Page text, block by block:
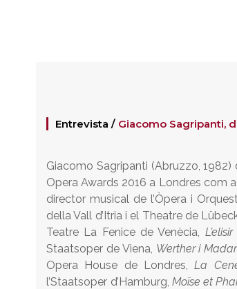
Entrevista / Giacomo Sagripanti,
Giacomo Sagripanti (Abruzzo,
Opera Awards 2016 a Londres com
director musical de l’Òpera i
della Vall d’Itria i el Theatre de
Teatre La Fenice de Venècia,
Staatsoper de Viena, Werther i
Opera House de Londres,La
l’Staatsoper d’Hamburg, Moïse et